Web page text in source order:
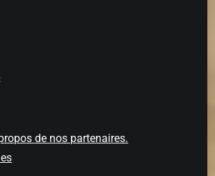
de nos partenaires.